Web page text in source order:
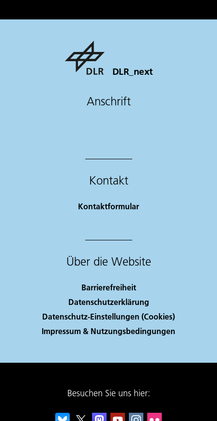
DLR_next
Anschrift
Kontakt
Kontaktformular
Über die Website
Barrierefreiheit
Datenschutzerklärung
Datenschutz-Einstellungen (Cookies)
Impressum & Nutzungsbedingungen
Besuchen Sie uns hier: